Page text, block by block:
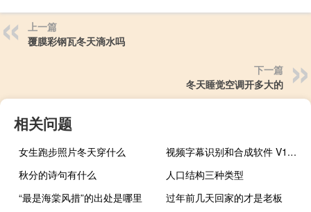
上一篇
覆膜彩钢瓦冬天滴水吗
下一篇
冬天睡觉空调开多大的
相关问题
女生跑步照片冬天穿什么
视频字幕识别和合成软件 V1.0 绿色版（视频字幕识别和合成软件 V1.0 绿色版功能简介）
秋分的诗句有什么
人口结构三种类型
“最是海棠风措”的出处是哪里
过年前几天回家的才是老板